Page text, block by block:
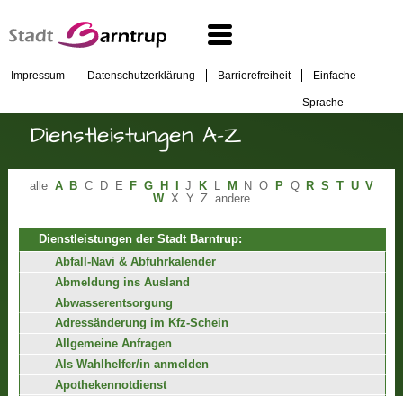
Impressum Datenschutzerklärung Barrierefreiheit Einfache
Sprache
Dienstleistungen A-Z
alle A B C D E F G H J K L M N O P Q R S T U V
W X Y Z andere
Dienstleistungen der Stadt Barntrup:
Abfall-Navi & Abfuhrkalender
Abmeldung ins Ausland
Abwasserentsorgung
Adressänderung im Kfz-Schein
Allgemeine Anfragen
Als Wahlhelfer/in anmelden
Apothekennotdienst